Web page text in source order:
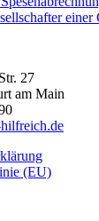
einer
27
am Main
(EU)